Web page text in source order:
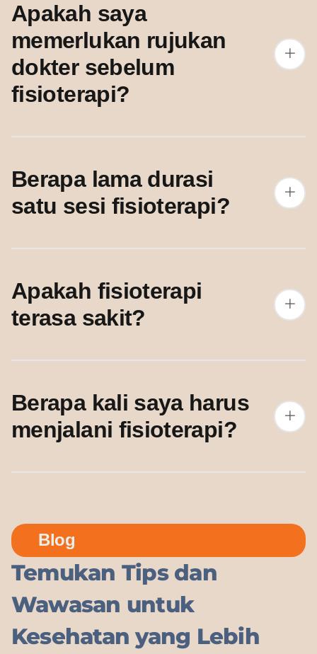
Apakah saya
memerlukan rujukan
dokter sebelum
fisioterapi?
Berapa lama durasi
satu sesi fisioterapi?
Apakah fisioterapi
terasa sakit?
Berapa kali saya harus
menjalani fisioterapi?
Blog
Temukan Tips dan
Wawasan untuk
Kesehatan yang Lebih